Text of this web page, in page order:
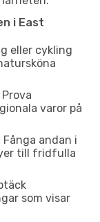
i East
eller cykling
Prova
varor på
Fånga andan i
till fridfulla
som visar